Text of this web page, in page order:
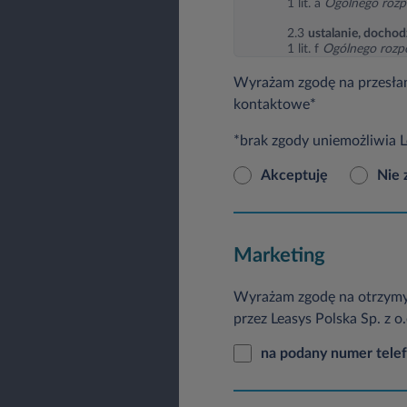
1 lit. a Ogólnego
2.3 ustalanie,
1 lit. f Ogólnego
3.3. podmiotom
4. Dane osobowe mogą
chmurowe.
obowiązywania
standardowych klauzul
5. Dane osobowe
dane osobowe mogą być
Wyrażam zgodę na
kontaktowe*
*brak zgody uniemożliwia
Akceptuję Nie
Marketing
Wyrażam zgodę na
przez Leasys Polska Sp. z
na podany numer